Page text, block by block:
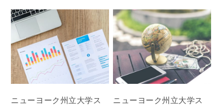
ニューヨーク州立大学ス
ニューヨーク州立大学ス